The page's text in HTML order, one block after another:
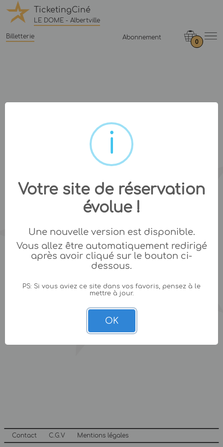
TicketingCiné
LE DOME - Albertville
Billetterie Abonnement
0
Contact C.G.V Mentions légales
Votre site de réservation
évolue !
Une nouvelle version est disponible.
Vous allez être automatiquement redirigé
après avoir cliqué sur le bouton ci-
dessous.
PS: Si vous aviez ce site dans vos favoris, pensez à le
mettre à jour.
OK